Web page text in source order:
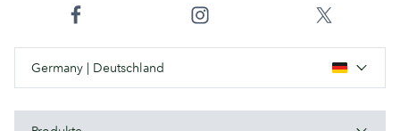
Germany | Deutschland